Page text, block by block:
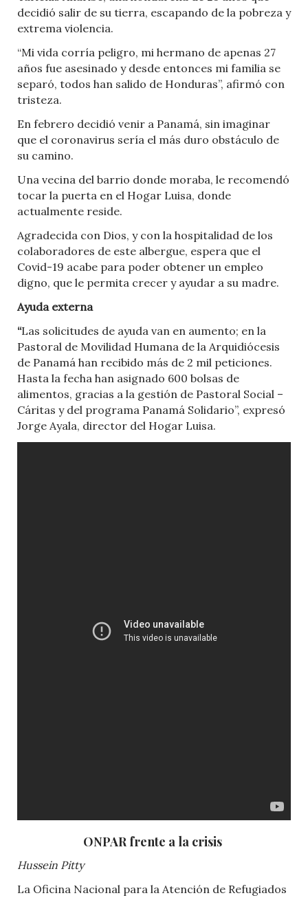
decidió salir de su tierra, escapando de la pobreza y
extrema violencia.
“Mi vida corría peligro, mi hermano de apenas 27
años fue asesinado y desde entonces mi familia se
separó, todos han salido de Honduras”, afirmó con
tristeza.
En febrero decidió venir a Panamá, sin imaginar
que el coronavirus sería el más duro obstáculo de
su camino.
Una vecina del barrio donde moraba, le recomendó
tocar la puerta en el Hogar Luisa, donde
actualmente reside.
Agradecida con Dios, y con la hospitalidad de los
colaboradores de este albergue, espera que el
Covid-19 acabe para poder obtener un empleo
digno, que le permita crecer y ayudar a su madre.
Ayuda externa
“Las solicitudes de ayuda van en aumento; en la
Pastoral de Movilidad Humana de la Arquidiócesis
de Panamá han recibido más de 2 mil peticiones.
Hasta la fecha han asignado 600 bolsas de
alimentos, gracias a la gestión de Pastoral Social –
Cáritas y del programa Panamá Solidario”, expresó
Jorge Ayala, director del Hogar Luisa.
ONPAR frente a la crisis
Hussein Pitty
La Oficina Nacional para la Atención de Refugiados